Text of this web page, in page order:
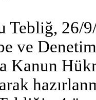
26/
ve
Kanun